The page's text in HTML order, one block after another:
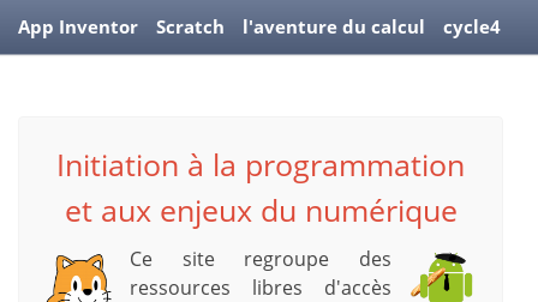
App Inventor Scratch l'aventure du calcul cycle4
Initiation à la programmation
et aux enjeux du numérique
Ce site regroupe des
ressources libres d'accès